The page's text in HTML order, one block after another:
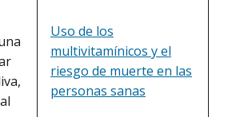
Uso de los
multivitamínicos y el
riesgo de muerte en las
personas sanas